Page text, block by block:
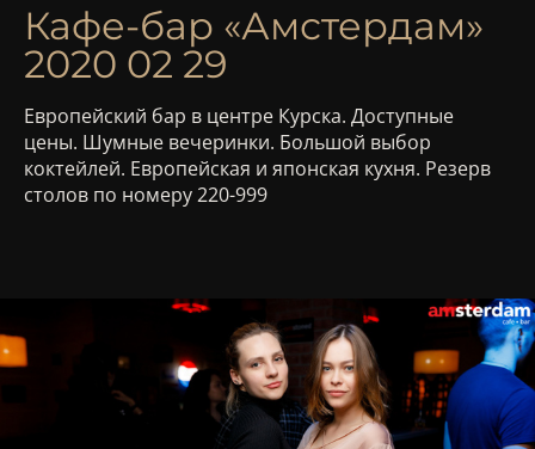
Кафе-бар «Амстердам»
2020 02 29
Европейский бар в центре Курска. Доступные
цены. Шумные вечеринки. Большой выбор
коктейлей. Европейская и японская кухня. Резерв
столов по номеру 220-999